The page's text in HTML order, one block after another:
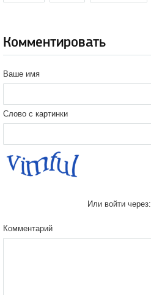
Комментировать
Ваше имя
Слово с картинки
Или войти через:
Комментарий